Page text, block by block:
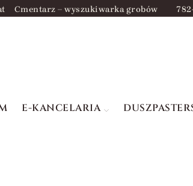
Cmentarz – wyszukiwarka grobów
E-KANCELARIA